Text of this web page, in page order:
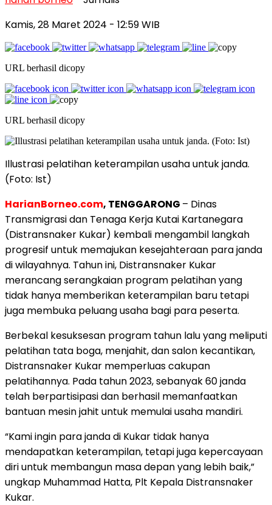
Kamis, 28 Maret 2024 - 12:59 WIB
URL berhasil dicopy
URL berhasil dicopy
Illustrasi pelatihan keterampilan usaha untuk janda.
(Foto: Ist)
HarianBorneo.com, TENGGARONG – Dinas
Transmigrasi dan Tenaga Kerja Kutai Kartanegara
(Distransnaker Kukar) kembali mengambil langkah
progresif untuk memajukan kesejahteraan para janda
di wilayahnya. Tahun ini, Distransnaker Kukar
merancang serangkaian program pelatihan yang
tidak hanya memberikan keterampilan baru tetapi
juga membuka peluang usaha bagi para peserta.
Berbekal kesuksesan program tahun lalu yang meliputi
pelatihan tata boga, menjahit, dan salon kecantikan,
Distransnaker Kukar memperluas cakupan
pelatihannya. Pada tahun 2023, sebanyak 60 janda
telah berpartisipasi dan berhasil memanfaatkan
bantuan mesin jahit untuk memulai usaha mandiri.
“Kami ingin para janda di Kukar tidak hanya
mendapatkan keterampilan, tetapi juga kepercayaan
diri untuk membangun masa depan yang lebih baik,”
ungkap Muhammad Hatta, Plt Kepala Distransnaker
Kukar.